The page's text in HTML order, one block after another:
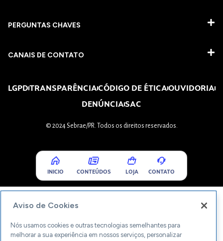
PERGUNTAS CHAVES​
CANAIS DE CONTATO
LGPDTRANSPARÊNCIACÓDIGO DE ÉTICAOUVIDORIA
DENÚNCIASAC
© 2024 Sebrae/PR. Todos os direitos reservados.
INICIO CONTEÚDOS LOJA CONTATO
Aviso de Cookies
Nós usamos cookies e outras tecnologias semelhantes para
melhorar a sua experiência em nossos serviços, personalizar